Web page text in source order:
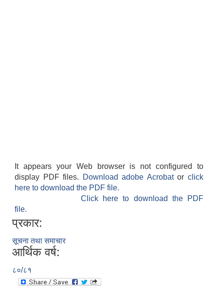
It appears your Web browser is not configured to
display PDF files.
Download adobe Acrobatorclick
here to download the PDF file.
Click here to download the PDF
file.
प्रकार:
सूचना तथा समाचार
आर्थिक वर्ष:
८०/८१